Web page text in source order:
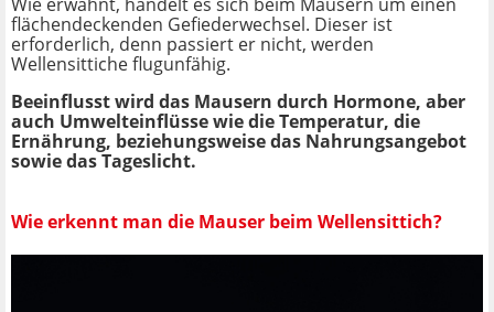
flächendeckenden Gefiederwechsel. Dieser ist
erforderlich, denn passiert er nicht, werden
Wellensittiche flugunfähig.
Beeinflusst wird das Mausern durch Hormone, aber
auch Umwelteinflüsse wie die Temperatur, die
Ernährung, beziehungsweise das Nahrungsangebot
sowie das Tageslicht.
Wie erkennt man die Mauser beim Wellensittich?